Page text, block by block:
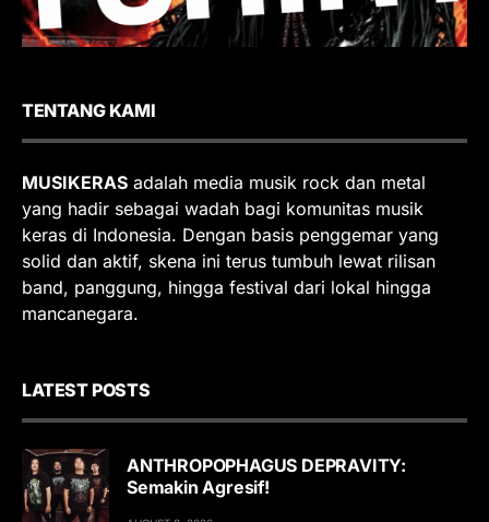
TENTANG KAMI
MUSIKERAS adalah media musik rock dan metal
yang hadir sebagai wadah bagi komunitas musik
keras di Indonesia. Dengan basis penggemar yang
solid dan aktif, skena ini terus tumbuh lewat rilisan
band, panggung, hingga festival dari lokal hingga
mancanegara.
LATEST POSTS
ANTHROPOPHAGUS DEPRAVITY:
Semakin Agresif!